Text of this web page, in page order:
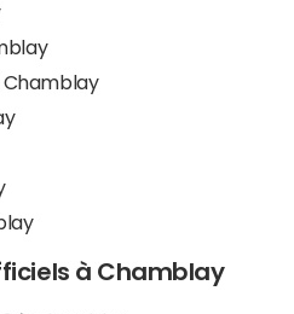
Chamblay
à Chamblay